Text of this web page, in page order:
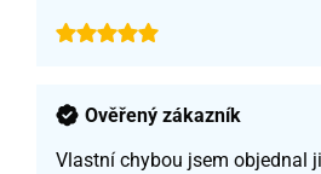
Ověřený zákazník
Vlastní chybou jsem objednal